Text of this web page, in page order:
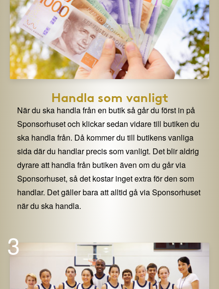
Handla som vanligt
När du ska handla från en butik så går du först in på
Sponsorhuset och klickar sedan vidare till butiken du
ska handla från. Då kommer du till butikens vanliga
sida där du handlar precis som vanligt. Det blir aldrig
dyrare att handla från butiken även om du går via
Sponsorhuset, så det kostar inget extra för den som
handlar. Det gäller bara att alltid gå via Sponsorhuset
när du ska handla.
3